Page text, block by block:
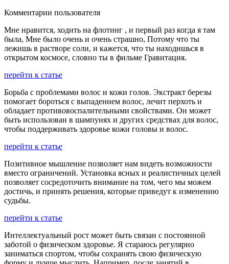
Комментарии пользователя
Мне нравится, ходить на флотинг , и первый раз когда я там
была, Мне было очень и очень страшно, Потому что ты
лежишь в растворе соли, и кажется, что ты находишься в
открытом космосе, словно ты в фильме Гравитация.
перейти к статье
Борьба с проблемами волос и кожи голов. Экстракт березы
помогает бороться с выпадением волос, лечит перхоть и
обладает противовоспалительными свойствами. Он может
быть использован в шампунях и других средствах для волос,
чтобы поддерживать здоровье кожи головы и волос.
перейти к статье
Позитивное мышление позволяет нам видеть возможности
вместо ограничений. Установка ясных и реалистичных целей
позволяет сосредоточить внимание на том, чего мы можем
достичь, и принять решения, которые приведут к изменению
судьбы.
перейти к статье
Интеллектуальный рост может быть связан с постоянной
заботой о физическом здоровье. Я стараюсь регулярно
заниматься спортом, чтобы сохранять свою физическую